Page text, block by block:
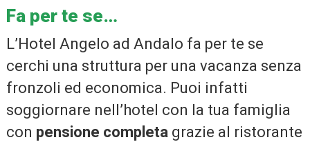
Fa per te se…
L’Hotel Angelo ad Andalo fa per te se
cerchi una struttura per una vacanza senza
fronzoli ed economica. Puoi infatti
soggiornare nell’hotel con la tua famiglia
con pensione completa grazie al ristorante